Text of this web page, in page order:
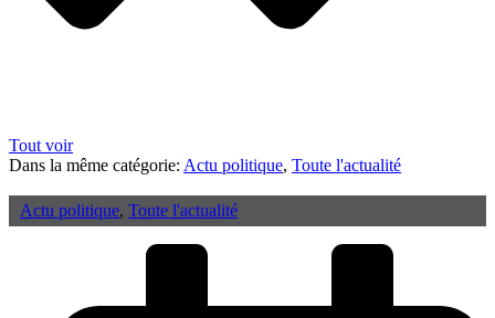
Tout voir
Dans la même catégorie: Actu politique, Toute l'actualité
Actu politique, Toute l'actualité